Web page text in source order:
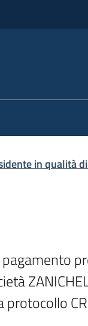
in qualità
protocollo